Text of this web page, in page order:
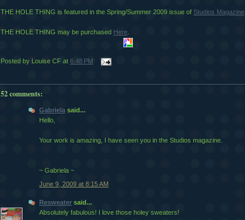
THE HOLE THING is featured in the Spring/Summer 2009 issue of Studios Magazine
THE HOLE THING may be purchased Here
Posted by Louise CF at 6:48 PM
52 comments:
Gabriela said...
Hello,
Your work is amazing, I have seen you in the Studios magazine.
~ Gabriela ~
June 9, 2009 at 8:15 AM
Resweater said...
Absolutely fabulous! I love those holey sweaters!